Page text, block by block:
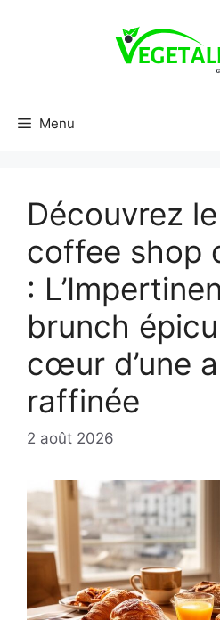
Menu
Découvrez
coffee shop
:
brunch
cœur d’une
raffinée
2 août 2026